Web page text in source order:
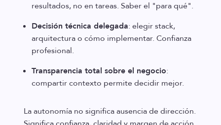
resultados, no en tareas. Saber el "para qué".
Decisión técnica delegada: elegir stack,
arquitectura o cómo implementar. Confianza
profesional.
Transparencia total sobre el negocio:
compartir contexto permite decidir mejor.
La autonomía no significa ausencia de dirección.